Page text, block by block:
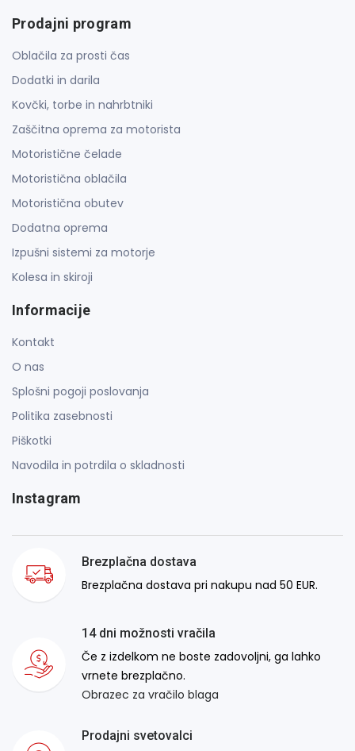
Prodajni program
Oblačila za prosti čas
Dodatki in darila
Kovčki, torbe in nahrbtniki
Zaščitna oprema za motorista
Motoristične čelade
Motoristična oblačila
Motoristična obutev
Dodatna oprema
Izpušni sistemi za motorje
Kolesa in skiroji
Informacije
Kontakt
O nas
Splošni pogoji poslovanja
Politika zasebnosti
Piškotki
Navodila in potrdila o skladnosti
Instagram
Brezplačna dostava
Brezplačna dostava pri nakupu nad 50 EUR.
14 dni možnosti vračila
Če z izdelkom ne boste zadovoljni, ga lahko
vrnete brezplačno.
Obrazec za vračilo blaga
Prodajni svetovalci